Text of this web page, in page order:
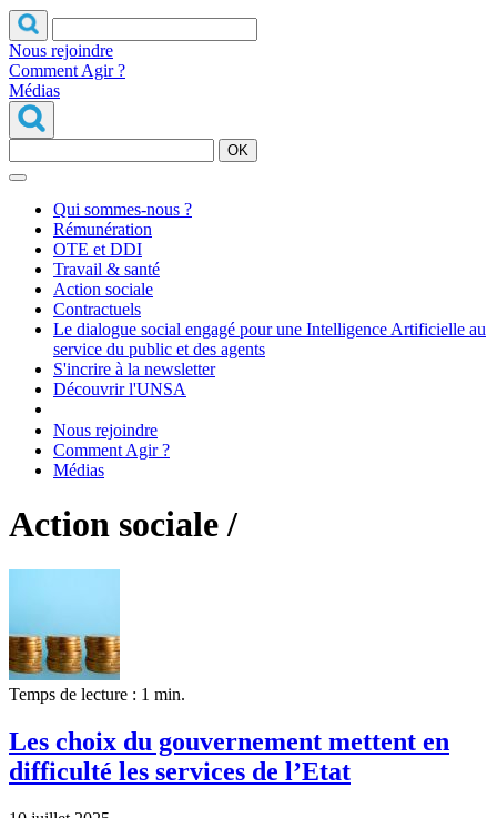
Nous rejoindre
Comment Agir ?
Médias
OK
Qui sommes-nous ?
Rémunération
OTE et DDI
Travail & santé
Action sociale
Contractuels
Le dialogue social engagé pour une Intelligence Artificielle au
service du public et des agents
S'incrire à la newsletter
Découvrir l'UNSA
Nous rejoindre
Comment Agir ?
Médias
Action sociale /
Temps de lecture : 1 min.
Les choix du gouvernement mettent en
difficulté les services de l’Etat